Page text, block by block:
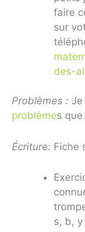
faire
sur
des-
Problèmes : Je
problèmes
Écriture: Fiche
s, b, y